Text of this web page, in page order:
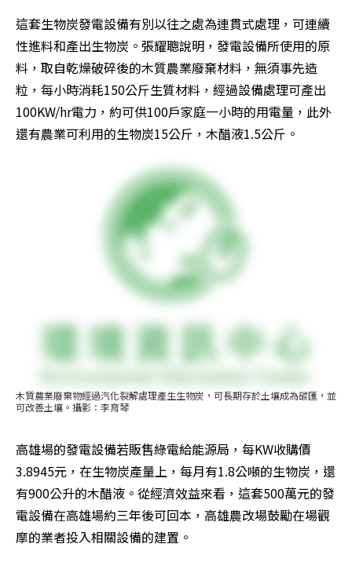
這套生物炭發電設備有別以往之處為連貫式處理，可連續
性進料和產出生物炭。張耀聰說明，發電設備所使用的原
料，取自乾燥破碎後的木質農業廢棄材料，無須事先造
粒，每小時消耗150公斤生質材料，經過設備處理可產出
100KW/hr電力，約可供100戶家庭一小時的用電量，此外
還有農業可利用的生物炭15公斤，木醋液1.5公斤。
木質農業廢棄物經過汽化裂解處理產生生物炭，可長期存於土壤成為碳匯，並
可改善土壤。攝影：李育琴
高雄場的發電設備若販售綠電給能源局，每KW收購價
3.8945元，在生物炭產量上，每月有1.8公噸的生物炭，還
有900公升的木醋液。從經濟效益來看，這套500萬元的發
電設備在高雄場約三年後可回本，高雄農改場鼓勵在場觀
摩的業者投入相關設備的建置。